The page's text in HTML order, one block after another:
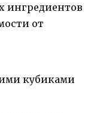
ингредиентов
от
кубиками